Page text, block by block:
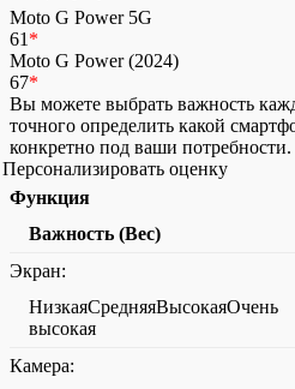
Moto G Power 5G
61 *
Moto G Power (2024)
67*
Вы можете выбрать важность
точного определить какой
конкретно под ваши потребности.
Персонализировать оценку
Функция
Важность (Вес)
Экран:
НизкаяСредняяВысокаяОчень
высокая
Камера: